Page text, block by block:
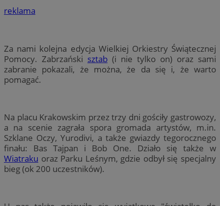
reklama
Za nami kolejna edycja Wielkiej Orkiestry Świątecznej
Pomocy. Zabrzański sztab (i nie tylko on) oraz sami
zabranie pokazali, że można, że da się i, że warto
pomagać.
Na placu Krakowskim przez trzy dni gościły gastrowozy,
a na scenie zagrała spora gromada artystów, m.in.
Szklane Oczy, Yurodivi, a także gwiazdy tegorocznego
finału: Bas Tajpan i Bob One. Działo się także w
Wiatraku oraz Parku Leśnym, gdzie odbył się specjalny
bieg (ok 200 uczestników).